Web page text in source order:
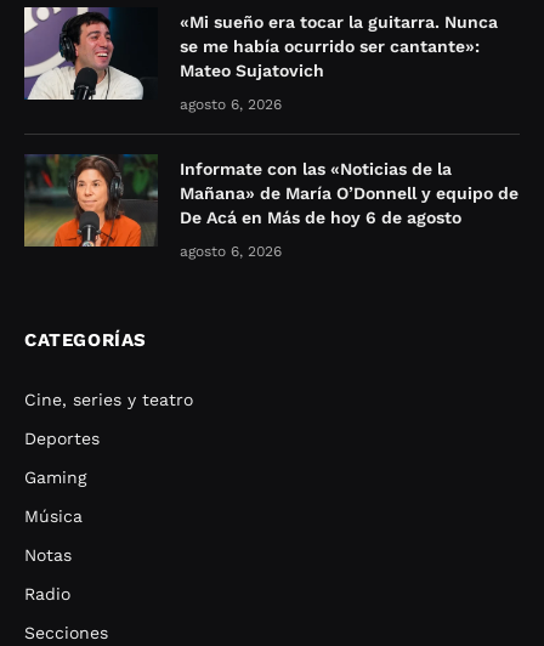
«Mi sueño era tocar la guitarra. Nunca
se me había ocurrido ser cantante»:
Mateo Sujatovich
agosto 6, 2026
Informate con las «Noticias de la
Mañana» de María O’Donnell y equipo de
De Acá en Más de hoy 6 de agosto
agosto 6, 2026
CATEGORÍAS
Cine, series y teatro
Deportes
Gaming
Música
Notas
Radio
Secciones